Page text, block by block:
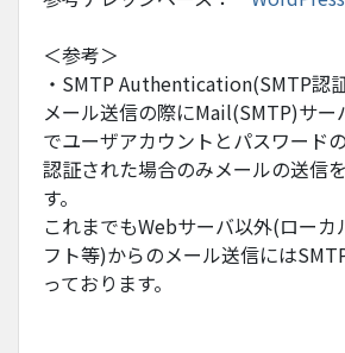
＜参考＞
・SMTP Authentication(SMTP認
メール送信の際にMail(SMTP)サー
でユーザアカウントとパスワード
認証された場合のみメールの送信
す。
これまでもWebサーバ以外(ローカ
フト等)からのメール送信には
っております。